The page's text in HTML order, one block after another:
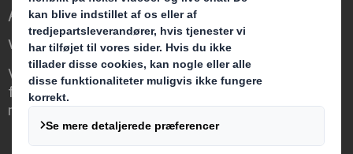
At gentænke emballage til en foranderlig
verden
Vi skiller os ud, fordi vi ser muligheden
for, at emballage kan spille en afgørende
rolle i verdenen omkring os.